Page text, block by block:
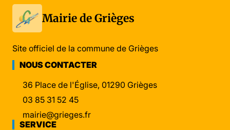
Mairie de Grièges
Site officiel de la commune de Grièges
NOUS CONTACTER
36 Place de l'Église, 01290 Grièges
03 85 31 52 45
mairie@grieges.fr
SERVICE